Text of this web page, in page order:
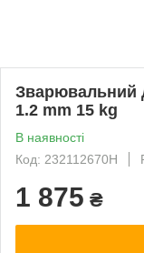
Зварювальний
1.2 mm 15 kg
В наявності
Код: 232112670H
1 875 ₴